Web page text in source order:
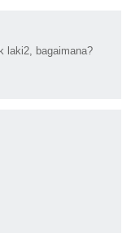
laki2, bagaimana?